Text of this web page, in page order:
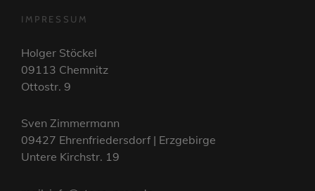
IMPRESSUM
Holger Stöckel
09113 Chemnitz
Ottostr. 9
Sven Zimmermann
09427 Ehrenfriedersdorf | Erzgebirge
Untere Kirchstr. 19